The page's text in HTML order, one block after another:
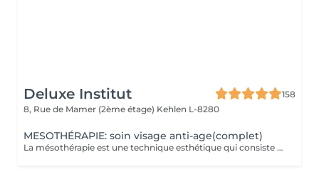
Deluxe Institut
158
8, Rue de Mamer (2ème étage) Kehlen L-8280
MESOTHÉRAPIE: soin visage anti-age(complet)
La mésothérapie est une technique esthétique qui consiste à injecter de petites quantités de substances actives (vitamines, minéraux, acide hyaluronique, etc.) directement dans les couches superficielles de la peau. Elle est utilisée pour améliorer l'aspect de la peau et stimuler la régénération cellulaire. Les Bienfaits de la Mésothérapie Hydratation intense et rajeunissement cutané Apporte un coup d'éclat immédiat à la peau. Réduit les rides et les ridules en stimulant la production de collagène et d'élastine. Hydrate en profondeur et améliore la texture de la peau. Traite les taches pigmentaires, les cicatrices d'acné et la rosacée. Aide à uniformiser le teint et à réduire les imperfections. Pourquoi Choisir la Mésothérapie ? Traitement peu invasif et pratiquement indolore. Effet naturel et progressif, sans chirurgie ni éviction sociale. Résultats visibles après quelques séances seulement. Un soin idéal pour retrouver une peau éclatante, un corps raffermi et une chevelure en pleine santé !